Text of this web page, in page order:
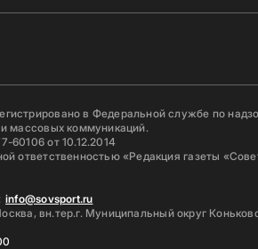
в Федеральной службе по
массовых коммуникаций.
60106 от 10.12.2014
ответственностью «Редакция газеты
info@sovsport.ru
вн.тер.г. Муниципальный округ